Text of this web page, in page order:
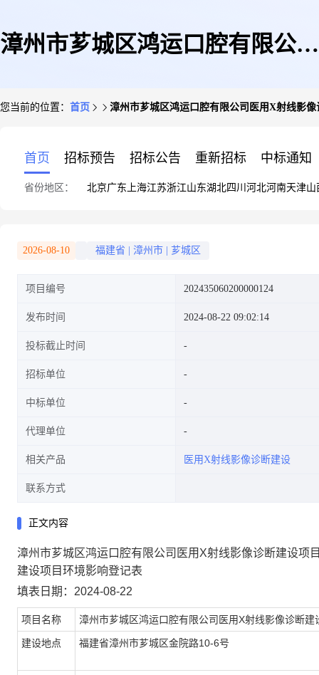
漳州市芗城区鸿运口腔有限公司
您当前的位置： 首页 漳州市芗城区鸿运口腔有限公司医用X射线影像
首页 招标预告 招标公告 重新招标 中标通知
省份地区： 北京广东 上海江苏浙江山东湖北四川 河北河南天津山
2026-08-10 福建省 漳州市 芗城区
项目编号 202435060200000124
发布时间 2024-08-22 09:02:14
投标截止时间
招标单位
中标单位
代理单位
相关产品 医用X射线影像诊断建设
联系方式
正文内容
漳州市芗城区鸿运口腔有限公司医用X射线影像诊断建设项
建设项目环境影响登记表
填表日期：2024-08-22
项目名称 漳州市芗城区鸿运口腔有限公司医用X射线影像诊断建
建设地点 福建省漳州市芗城区金院路10-6号